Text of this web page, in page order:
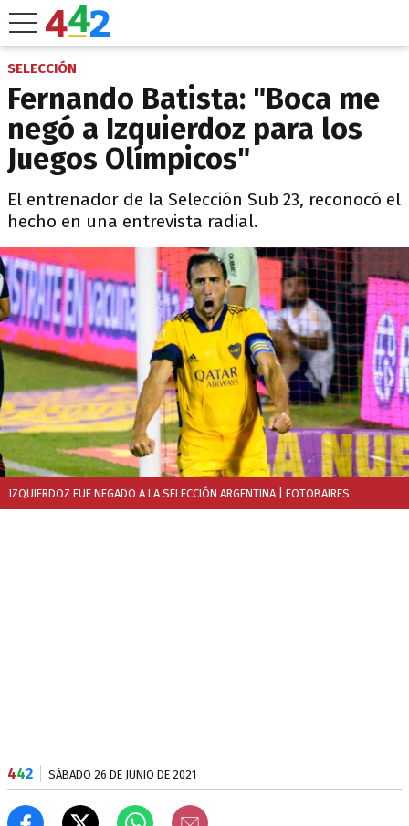
SELECCIÓN
Fernando Batista: "Boca me
negó a Izquierdoz para los
Juegos Olímpicos"
El entrenador de la Selección Sub 23, reconocó el
hecho en una entrevista radial.
IZQUIERDOZ FUE NEGADO A LA SELECCIÓN ARGENTINA | FOTOBAIRES
442 SÁBADO 26 DE JUNIO DE 2021